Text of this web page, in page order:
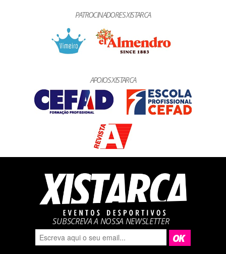
PATROCINADORES XISTARCA
APOIOS XISTARCA
SUBSCREVA A NOSSA NEWSLETTER